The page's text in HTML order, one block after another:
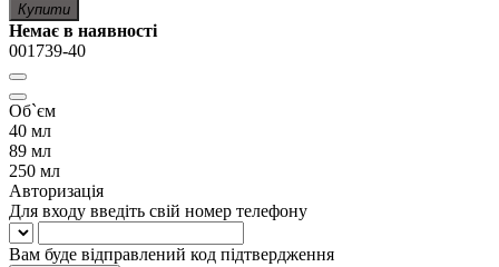
Купити
Немає в наявності
001739-40
Об`єм
40 мл
89 мл
250 мл
Авторизація
Для входу введіть свій номер телефону
Вам буде відправлений код підтвердження